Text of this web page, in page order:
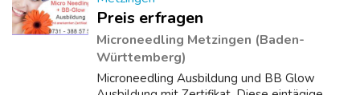
Preis erfragen
Microneedling Metzingen (Baden-
Württemberg)
Microneedling Ausbildung und BB Glow